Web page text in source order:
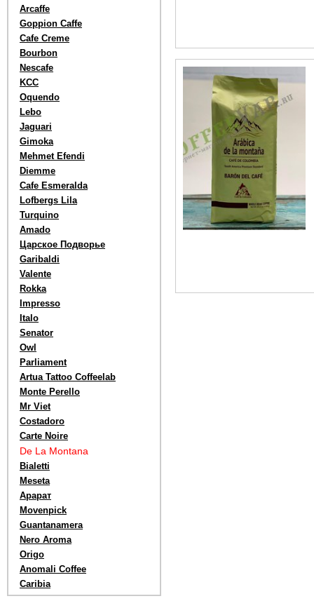
Arcaffe
Goppion Caffe
Cafe Creme
Bourbon
Nescafe
KCC
Oquendo
Lebo
Jaguari
Gimoka
Mehmet Efendi
Diemme
Cafe Esmeralda
Lofbergs Lila
Turquino
Amado
Царское Подворье
Garibaldi
Valente
Rokka
Impresso
Italo
Senator
Owl
Parliament
Artua Tattoo Coffeelab
Monte Perello
Mr Viet
Costadoro
Carte Noire
De La Montana
Bialetti
Meseta
Арарат
Movenpick
Guantanamera
Nero Aroma
Origo
Anomali Coffee
Caribia